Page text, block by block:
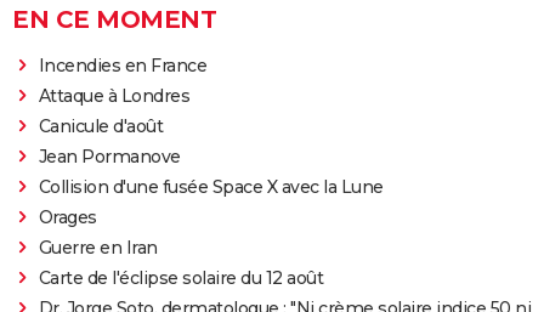
EN CE MOMENT
Incendies en France
Attaque à Londres
Canicule d'août
Jean Pormanove
Collision d'une fusée Space X avec la Lune
Orages
Guerre en Iran
Carte de l'éclipse solaire du 12 août